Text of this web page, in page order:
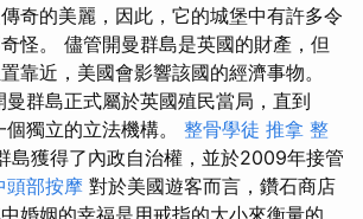
奇的美麗，因此，它的城堡中有許多令
怪。 儘管開曼群島是英國的財產，但
靠近，美國會影響該國的經濟事物。
曼群島正式屬於英國殖民當局，直到
獨立的立法機構。 整骨學徒 推拿 整
島獲得了內政自治權，並於2009年接管
頭部按摩 對於美國遊客而言，鑽石商店
婚姻的幸福是用戒指的大小來衡量的